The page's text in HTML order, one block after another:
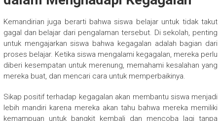
Kemandirian juga berarti bahwa siswa belajar untuk tidak takut
gagal dan belajar dari pengalaman tersebut. Di sekolah, penting
untuk mengajarkan siswa bahwa kegagalan adalah bagian dari
proses belajar. Ketika siswa mengalami kegagalan, mereka perlu
diberi kesempatan untuk merenung, memahami kesalahan yang
mereka buat, dan mencari cara untuk memperbaikinya.
Sikap positif terhadap kegagalan akan membantu siswa menjadi
lebih mandiri karena mereka akan tahu bahwa mereka memiliki
kemampuan untuk bangkit kembali dan mencoba lagi tanpa